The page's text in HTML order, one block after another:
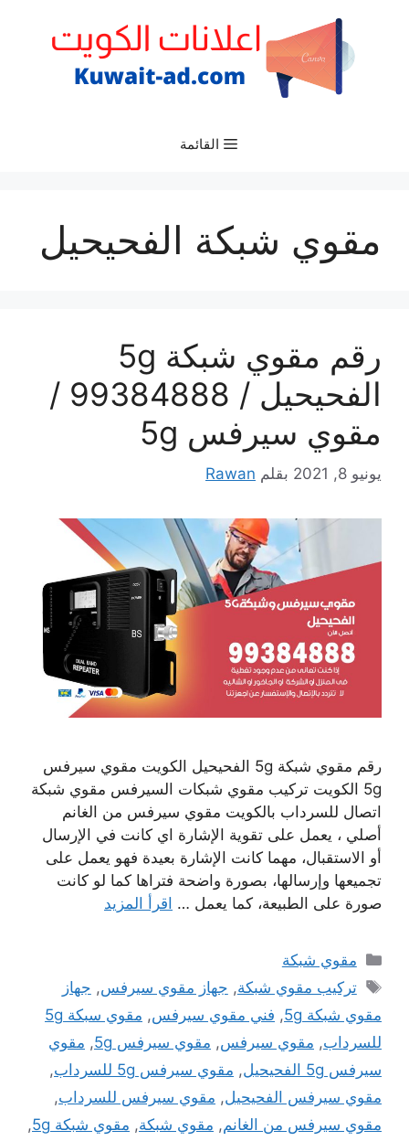
القائمة
مقوي شبكة الفحيحيل
رقم مقوي شبكة 5g
الفحيحيل / 99384888 /
مقوي سيرفس 5g
يونيو 8, 2021 بقلم Rawan
رقم مقوي شبكة 5g الفحيحيل الكويت مقوي سيرفس
5g الكويت تركيب مقوي شبكات السيرفس مقوي شبكة
اتصال للسرداب بالكويت مقوي سيرفس من الغانم
أصلي ، يعمل على تقوية الإشارة اي كانت في الإرسال
أو الاستقبال، مهما كانت الإشارة بعيدة فهو يعمل على
تجميعها وإرسالها، بصورة واضحة فتراها كما لو كانت
صورة على الطبيعة، كما يعمل … اقرأ المزيد
التصنيفات
مقوي شبكة
الوسوم
تركيب مقوي شبكة, جهاز مقوي سيرفس, جهاز
مقوي شبكة 5g
, فني مقوي سيرفس,
مقوي سبكة 5g
للسرداب, مقوي سيرفس, مقوي سيرفس 5g , مقوي
سيرفس 5g الفحيحيل
, مقوي سيرفس 5g للسرداب
,
مقوي سيرفس الفحيحيل, مقوي سيرفس للسرداب,
مقوي سيرفس من الغانم, مقوي شبكة, مقوي شبكة 5g
,